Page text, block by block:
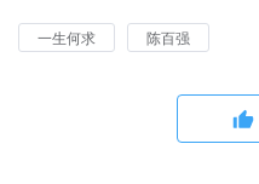
一生何求 陈百强